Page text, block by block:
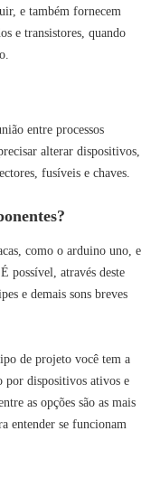
e também fornecem
e transistores, quando
entre processos
alterar dispositivos,
fusíveis e chaves.
como o arduino uno, e
possível, através deste
e demais sons breves
de projeto você tem a
por dispositivos ativos e
as opções são as mais
entender se funcionam